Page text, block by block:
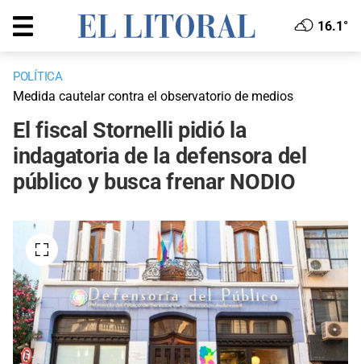
16.1°
POLÍTICA
Medida cautelar contra el observatorio de medios
El fiscal Stornelli pidió la
indagatoria de la defensora del
público y busca frenar NODIO